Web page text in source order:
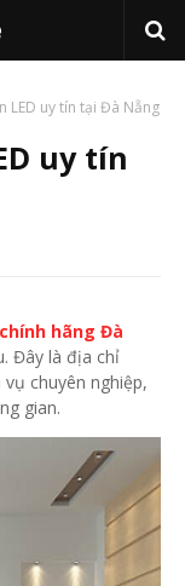
LED uy tín tại Đà Nẵng
uy tín
hãng Đà
Đây là địa chỉ
chuyên nghiệp,
gian.